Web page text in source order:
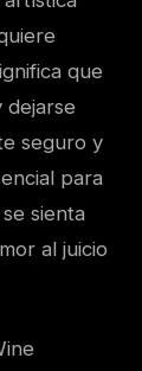
que
dejarse
seguro y
para
sienta
al juicio